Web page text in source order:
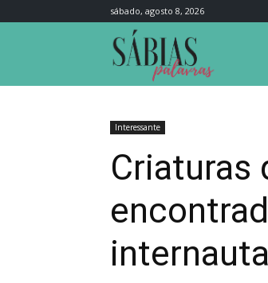
sábado, agosto 8, 2026
Interessante
Criaturas